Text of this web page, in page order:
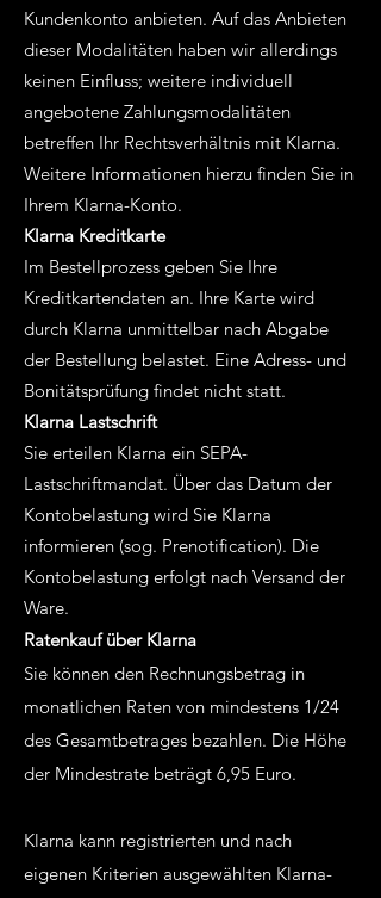
Kundenkonto anbieten. Auf das Anbieten
dieser Modalitäten haben wir allerdings
keinen Einfluss; weitere individuell
angebotene Zahlungsmodalitäten
betreffen Ihr Rechtsverhältnis mit Klarna.
Weitere Informationen hierzu finden Sie in
Ihrem Klarna-Konto.
Klarna Kreditkarte
Im Bestellprozess geben Sie Ihre
Kreditkartendaten an. Ihre Karte wird
durch Klarna unmittelbar nach Abgabe
der Bestellung belastet. Eine Adress- und
Bonitätsprüfung findet nicht statt.
Klarna Lastschrift
Sie erteilen Klarna ein SEPA-
Lastschriftmandat. Über das Datum der
Kontobelastung wird Sie Klarna
informieren (sog. Prenotification). Die
Kontobelastung erfolgt nach Versand der
Ware.
Ratenkauf über Klarna
Sie können den Rechnungsbetrag in
monatlichen Raten von mindestens 1/24
des Gesamtbetrages bezahlen. Die Höhe
der Mindestrate beträgt 6,95 Euro.
Klarna kann registrierten und nach
eigenen Kriterien ausgewählten Klarna-